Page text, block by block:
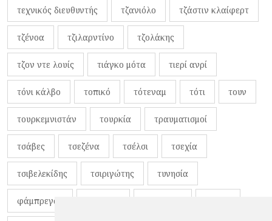
τεχνικός διευθυντής τζανιόλο τζάστιν κλαίφερτ
τζένοα τζιλαρντίνο τζολάκης
τζον ντε λουίς τιάγκο μότα τιερί ανρί
τόνι κάλβο τοπικό τότεναμ τότι τουν
τουρκεμνιστάν τουρκία τραυματισμοί
τσάβες τσεζένα τσέλσι τσεχία
τσιβελεκίδης τσιριγώτης τυνησία
φάμπρεγας